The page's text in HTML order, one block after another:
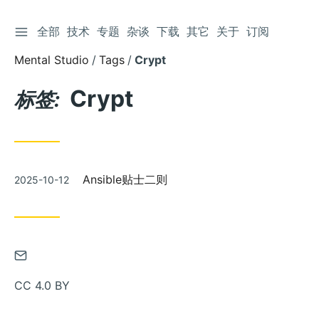
跳
到
章
切换侧边栏
全部 技术 专题 杂谈 下载 其它 关于 订阅
Mental Studio
Tags Crypt
标签: Crypt
发
2025-10-12 Ansible贴士二则
通
邮
CC 4.0 BY